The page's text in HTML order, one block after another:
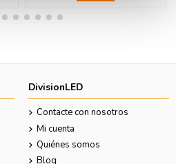
DivisionLED
Contacte con nosotros
Mi cuenta
Quiénes somos
Blog